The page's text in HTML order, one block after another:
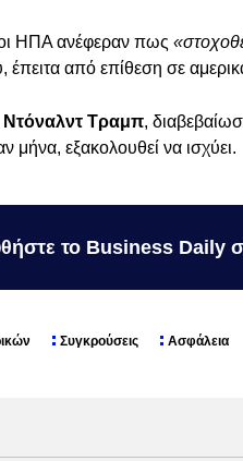
ΗΠΑ ανέφεραν πως
από επίθεση σε
Ντόναλντ Τραμπ,
μήνα, εξακολουθεί να ισχύει.
το Business Daily
Συγκρούσεις Ασφάλεια